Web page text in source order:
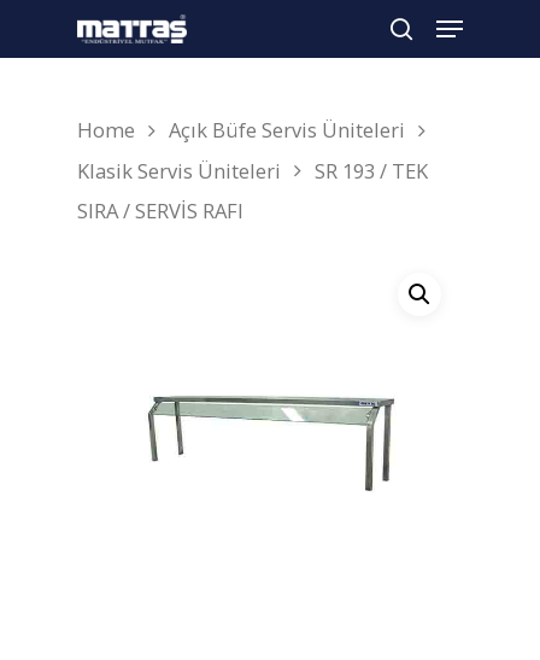
Arama yapmak için enter'a basın
Home
Açık Büfe Servis Üniteleri
Klasik Servis Üniteleri
SR 193 / TEK
SIRA / SERVİS RAFI